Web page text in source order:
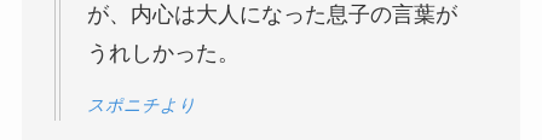
が、内心は大人になった息子の言葉が
うれしかった。
スポニチより